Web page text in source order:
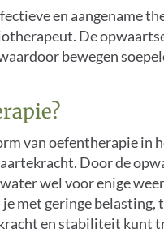
en aangename
De
bewegen
van oefentherapie in
Door de
wel voor enige
met geringe
en stabiliteit kunt